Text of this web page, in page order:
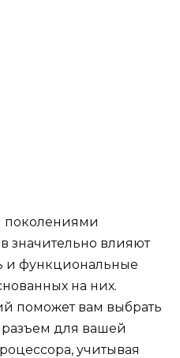
поколениями
значительно влияют
и функциональные
на них.
поможет вам выбрать
для вашей
учитывая